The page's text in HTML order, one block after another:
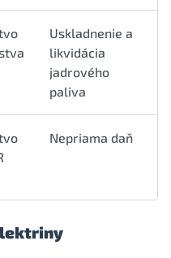
Uskladnenie a
likvidácia
jadrového
paliva
Nepriama daň